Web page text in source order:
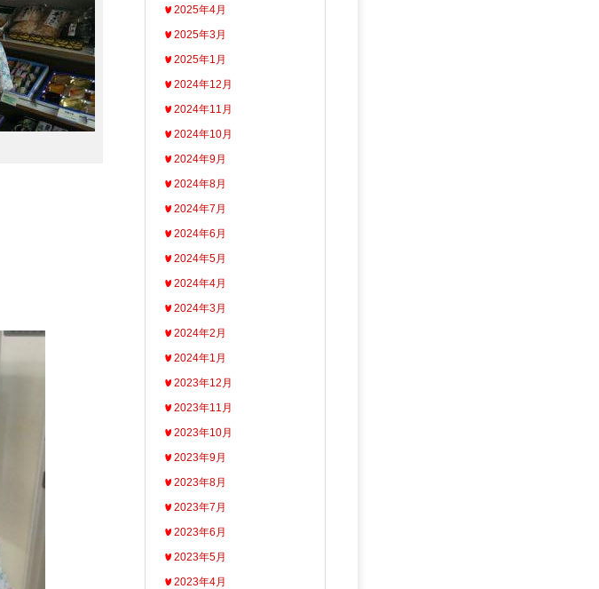
2025年4月
2025年3月
2025年1月
2024年12月
2024年11月
2024年10月
2024年9月
2024年8月
2024年7月
2024年6月
2024年5月
2024年4月
2024年3月
2024年2月
2024年1月
2023年12月
2023年11月
2023年10月
2023年9月
2023年8月
2023年7月
2023年6月
2023年5月
2023年4月